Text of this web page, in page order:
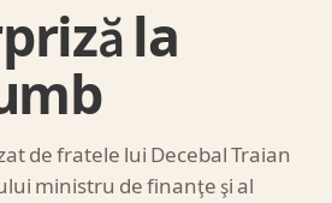
la
de fratele lui Decebal Traian
ministru de finanţe şi al